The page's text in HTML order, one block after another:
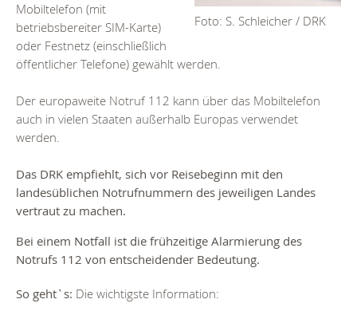
Foto: S. Schleicher / DRK
Mobiltelefon (mit
betriebsbereiter SIM-Karte)
oder Festnetz (einschließlich
öffentlicher Telefone) gewählt werden.
Der europaweite Notruf 112 kann über das Mobiltelefon
auch in vielen Staaten außerhalb Europas verwendet
werden.
Das DRK empfiehlt, sich vor Reisebeginn mit den
landesüblichen Notrufnummern des jeweiligen Landes
vertraut zu machen.
Bei einem Notfall ist die frühzeitige Alarmierung des
Notrufs 112 von entscheidender Bedeutung.
So geht`s: Die wichtigste Information: